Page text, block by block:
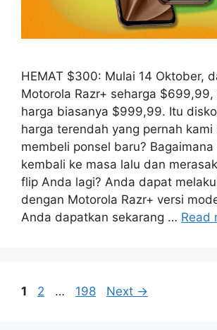
HEMAT $300: Mulai 14 Oktober,
Motorola Razr+ seharga
harga biasanya $999,99. Itu
harga terendah yang pernah kami
membeli ponsel baru? Bagaimana
kembali ke masa lalu dan
flip Anda lagi? Anda dapat
dengan Motorola Razr+ versi
Anda dapatkan sekarang … Read
Page
1 Page
2 … Page
198 Next →